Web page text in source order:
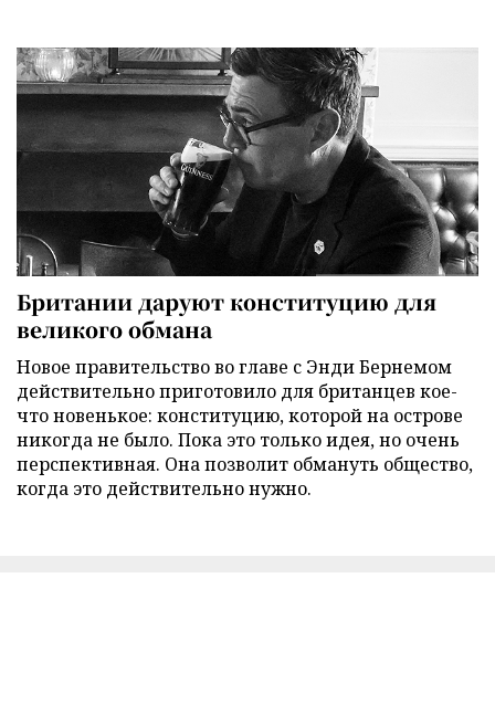
Британии даруют конституцию для
великого обмана
Новое правительство во главе с Энди Бернемом
действительно приготовило для британцев кое-
что новенькое: конституцию, которой на острове
никогда не было. Пока это только идея, но очень
перспективная. Она позволит обмануть общество,
когда это действительно нужно.